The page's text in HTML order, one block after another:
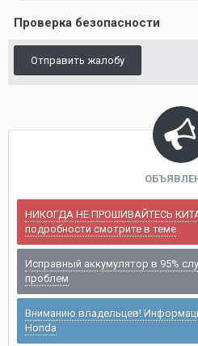
Проверка безопасности
Отправить жалобу
НИКОГДА НЕ ПРОШИВАЙТЕСЬ
подробности смотрите в теме
Исправный аккумулятор в 95%
проблем
Вниманию владельцев!
Honda